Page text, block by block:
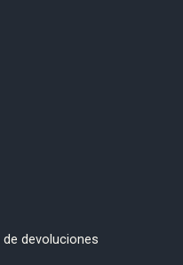
devoluciones